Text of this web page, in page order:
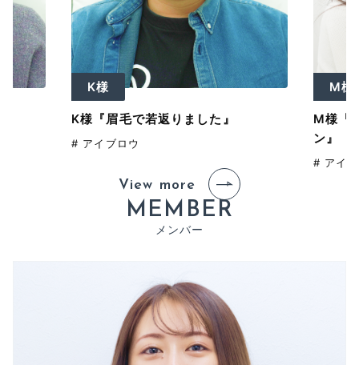
K様
K様『眉毛で若返りました』
# アイブロウ
M様
M様『
ン』
# アイ
View more
M E M BE R
メ ンバー